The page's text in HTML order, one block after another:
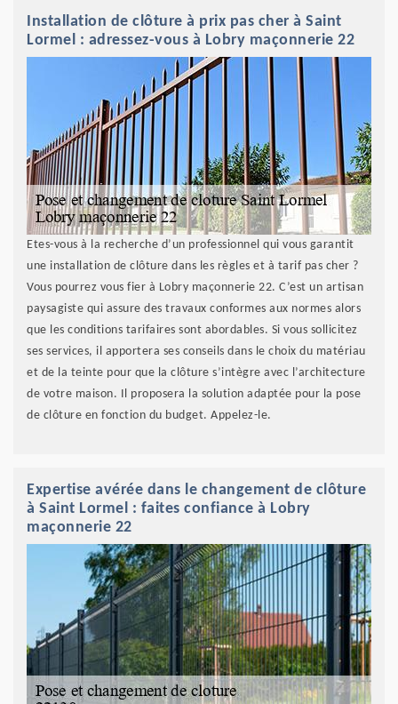
Installation de clôture à prix pas cher à Saint
Lormel : adressez-vous à Lobry maçonnerie 22
Etes-vous à la recherche d’un professionnel qui vous garantit
une installation de clôture dans les règles et à tarif pas cher ?
Vous pourrez vous fier à Lobry maçonnerie 22. C’est un artisan
paysagiste qui assure des travaux conformes aux normes alors
que les conditions tarifaires sont abordables. Si vous sollicitez
ses services, il apportera ses conseils dans le choix du matériau
et de la teinte pour que la clôture s’intègre avec l’architecture
de votre maison. Il proposera la solution adaptée pour la pose
de clôture en fonction du budget. Appelez-le.
Expertise avérée dans le changement de clôture
à Saint Lormel : faites confiance à Lobry
maçonnerie 22